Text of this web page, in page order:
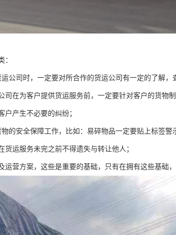
：
公司时，一定要对所合作的货运公司有一定的了解
在为客户提供货运服务前，一定要针对客户的货物
产生不必要的纠纷；
的安全保障工作，比如：易碎物品一定要贴上标签
运服务未完之前不得遗失与转让他人；
营方案，这些是重要的基础，只有在拥有这些基础